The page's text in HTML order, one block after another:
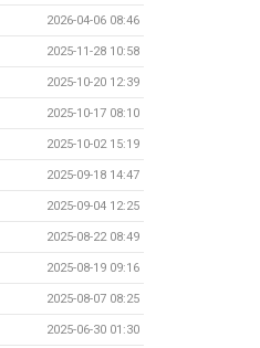
2026-04-06 08:46
2025-11-28 10:58
2025-10-20 12:39
2025-10-17 08:10
2025-10-02 15:19
2025-09-18 14:47
2025-09-04 12:25
2025-08-22 08:49
2025-08-19 09:16
2025-08-07 08:25
2025-06-30 01:30